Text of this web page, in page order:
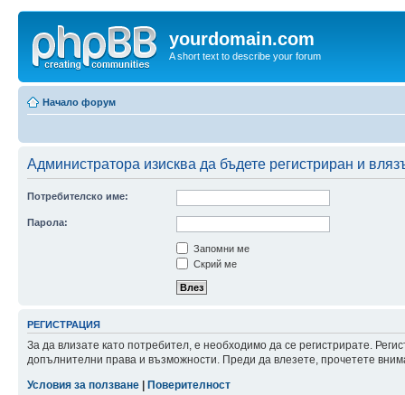
yourdomain.com
A short text to describe your forum
Начало форум
Администратора изисква да бъдете регистриран и
Потребителско име:
Парола:
Запомни ме
Скрий ме
РЕГИСТРАЦИЯ
За да влизате като потребител, е необходимо да се регистрирате.
допълнителни права и възможности. Преди да влезете, прочетете
Условия за ползване
Поверителност